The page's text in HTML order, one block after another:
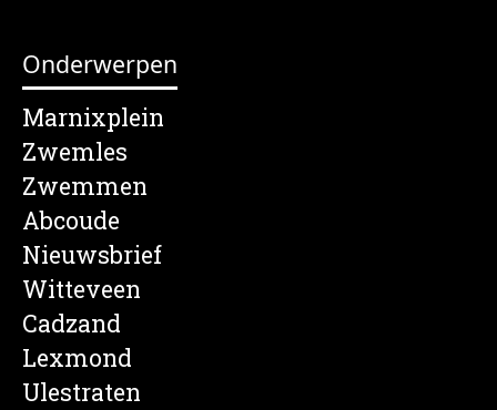
Onderwerpen
Marnixplein
Zwemles
Zwemmen
Abcoude
Nieuwsbrief
Witteveen
Cadzand
Lexmond
Ulestraten